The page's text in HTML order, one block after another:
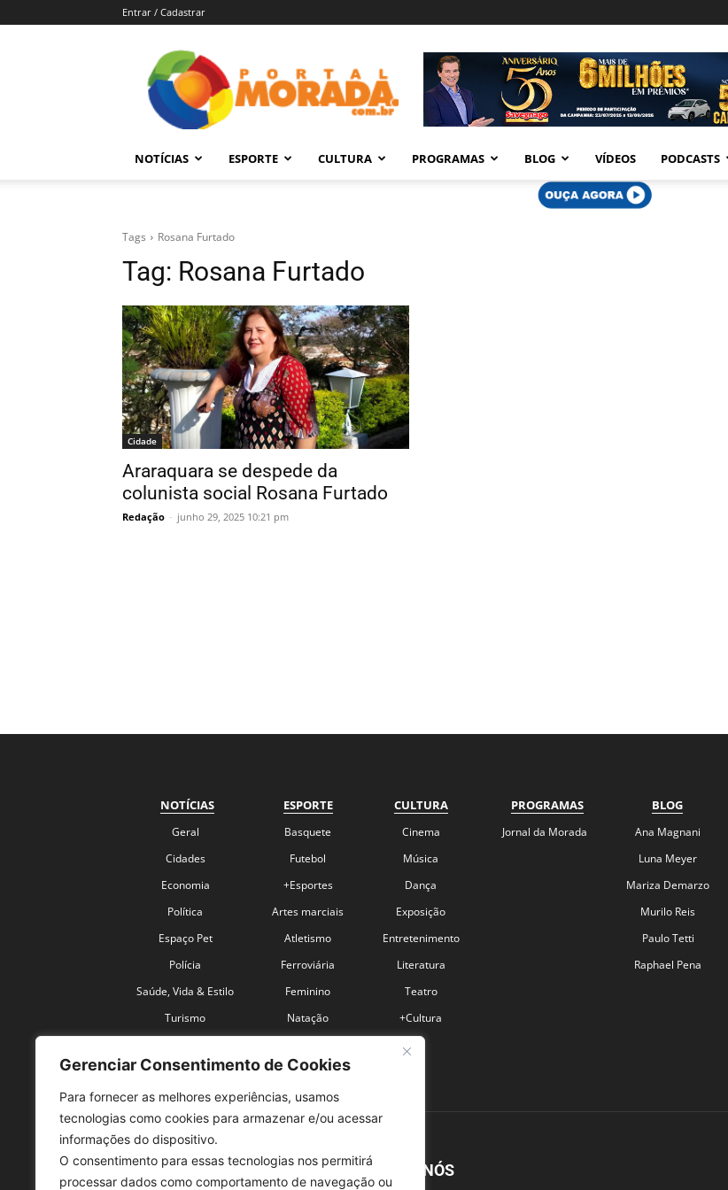
Gerenciar Consentimento de Cookies
Para fornecer as melhores experiências, usamos
tecnologias como cookies para armazenar e/ou acessar
informações do dispositivo.
O consentimento para essas tecnologias nos permitirá
processar dados como comportamento de navegação ou
Entrar / Cadastrar
Morada
–
Araraquara
NOTÍCIAS ESPORTE CULTURA PROGRAMAS BLOG VÍDEOS PODCASTS
Tags Rosana Furtado
Tag: Rosana Furtado
Cidade
Araraquara se despede da
colunista social Rosana Furtado
Redação - junho 29, 2025 10:21 pm
NOTÍCIAS
Geral
Cidades
Economia
Política
Espaço Pet
Polícia
Saúde, Vida & Estilo
Turismo
ESPORTE
Basquete
Futebol
+Esportes
Artes marciais
Atletismo
Ferroviária
Feminino
Natação
CULTURA
Cinema
Música
Dança
Exposição
Entretenimento
Literatura
Teatro
+Cultura
PROGRAMAS
Jornal da Morada
BLOG
Ana Magnani
Luna Meyer
Mariza Demarzo
Murilo Reis
Paulo Tetti
Raphael Pena
SOBRE NÓS